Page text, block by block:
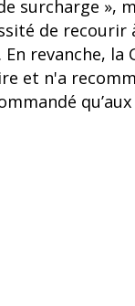
surcharge »,
de recourir
revanche, la
et n'a